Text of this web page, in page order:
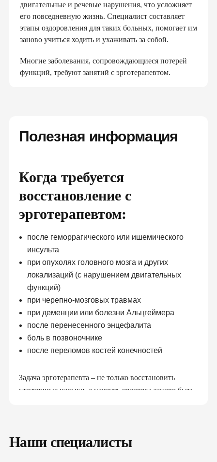
двигательные и речевые нарушения, что усложняет
его повседневную жизнь. Специалист составляет
этапы оздоровления для таких больных, помогает им
заново учиться ходить и ухаживать за собой.
Многие заболевания, сопровождающиеся потерей
функций, требуют занятий с эрготерапевтом.
Полезная информация
Когда требуется
восстановление с
эрготерапевтом:
после геморрагического или ишемического
инсульта
при опухолях головного мозга и других
локализаций (с нарушением двигательных
функций)
при черепно-мозговых травмах
при деменции или болезни Альцгеймера
после перенесенного энцефалита
боль в позвоночнике
после переломов костей конечностей
Задача эрготерапевта – не только восстановить
утраченные навыки, а научить человека заново быть
Реабилитационный центр
Наши специалисты